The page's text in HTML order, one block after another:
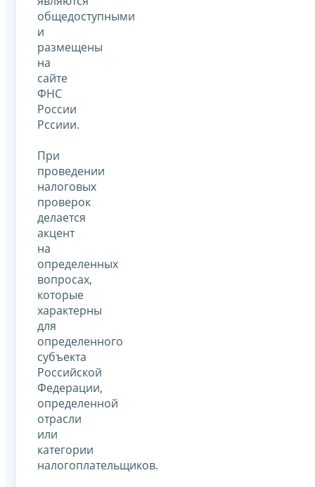
общедоступными
и
размещены
на
сайте
ФНС
России
Рссиии.
При
проведении
налоговых
проверок
делается
акцент
на
определенных
вопросах,
которые
характерны
для
определенного
субъекта
Российской
Федерации,
определенной
отрасли
или
категории
налогоплательщиков.